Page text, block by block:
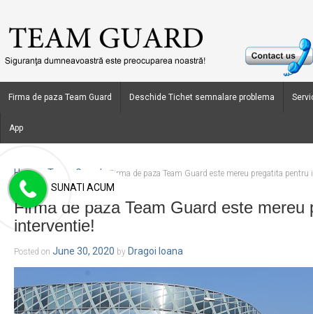
Firma de paza Team Guard Deschide Tichet semnalare problema
App
Home › Team Guard Firma de paza Team Guard este mereu pregatita pentru
Firma de paza Team Guard este mereu
interventie!
Posted on June 30, 2020 by Dragoi Ioana
SUNATI ACUM